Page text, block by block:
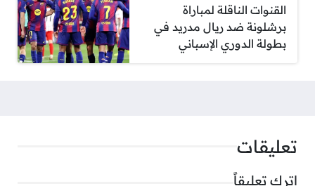
القنوات الناقلة لمباراة
برشلونة ضد ريال مدريد في
بطولة الدوري الإسباني
تعليقات
اترك تعليقاً